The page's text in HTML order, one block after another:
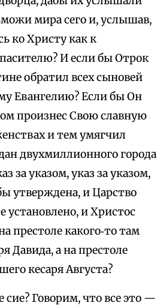
мира сего и, услышав,
ко Христу как к
И если бы Отрок
обратил всех сыновей
Евангелию? Если бы Он
произнес Свою славную
и тем умягчил
двухмиллионного города
за указом, указ за указом,
утверждена, и Царство
установлено, и Христос
престоле какого‑то там
Давида, а на престоле
кесаря Августа?
сие? Говорим, что все это —